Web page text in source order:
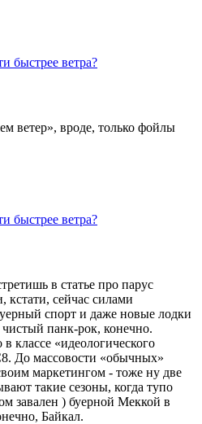
быстрее ветра?
ветер», вроде, только фойлы
быстрее ветра?
в статье про парус
кстати, сейчас силами
спорт и даже новые лодки
чистый панк-рок, конечно.
классе «идеологического
До массовости «обычных»
маркетингом - тоже ну две
такие сезоны, когда тупо
завален ) буерной Меккой в
Байкал.